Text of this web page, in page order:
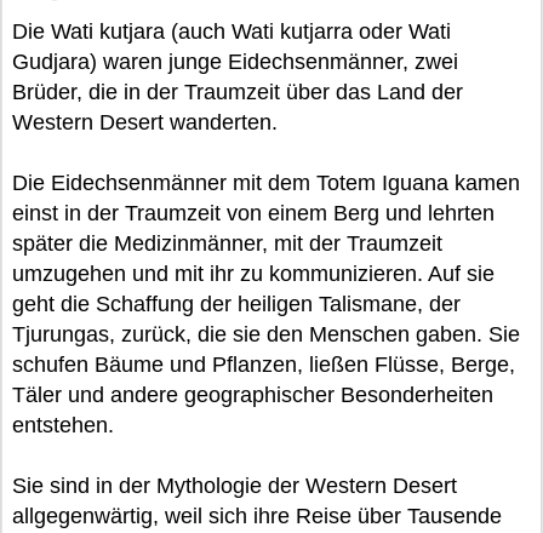
Die Wati kutjara (auch Wati kutjarra oder Wati
Gudjara) waren junge Eidechsenmänner, zwei
Brüder, die in der Traumzeit über das Land der
Western Desert wanderten.
Die Eidechsenmänner mit dem Totem Iguana kamen
einst in der Traumzeit von einem Berg und lehrten
später die Medizinmänner, mit der Traumzeit
umzugehen und mit ihr zu kommunizieren. Auf sie
geht die Schaffung der heiligen Talismane, der
Tjurungas, zurück, die sie den Menschen gaben. Sie
schufen Bäume und Pflanzen, ließen Flüsse, Berge,
Täler und andere geographischer Besonderheiten
entstehen.
Sie sind in der Mythologie der Western Desert
allgegenwärtig, weil sich ihre Reise über Tausende